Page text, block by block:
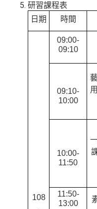
研習課程表
日期 時間
108
09:00-
09:10
09:10-
10:00
10:00-
11:50
11:50-
13:00